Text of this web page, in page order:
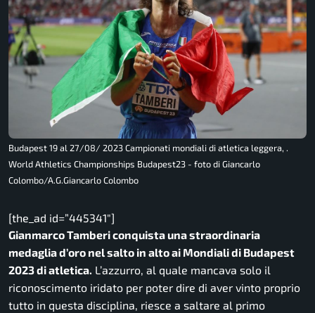
Budapest 19 al 27/08/ 2023 Campionati mondiali di atletica leggera, .
World Athletics Championships Budapest23 - foto di Giancarlo
Colombo/A.G.Giancarlo Colombo
[the_ad id=”445341″]
Gianmarco Tamberi conquista una straordinaria
medaglia d’oro nel salto in alto ai Mondiali di Budapest
2023 di atletica. L’azzurro, al quale mancava solo il
riconoscimento iridato per poter dire di aver vinto proprio
tutto in questa disciplina, riesce a saltare al primo